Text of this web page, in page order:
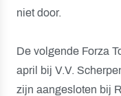
niet door.
De volgende Forza
april bij V.V.
zijn aangesloten bij